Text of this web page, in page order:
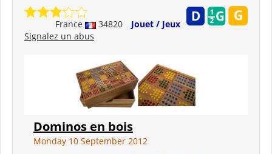
France 34820
Jouet / Jeux
Signalez un abus
Dominos en bois
Monday 10 September 2012